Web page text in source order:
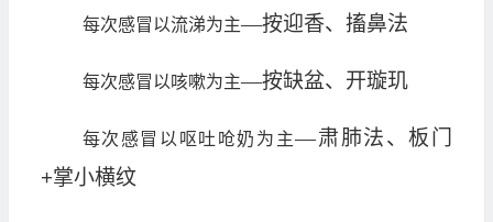
每次感冒以流涕为主—按迎香、搐鼻法
每次感冒以咳嗽为主—按缺盆、开璇玑
每次感冒以呕吐呛奶为主—肃肺法、板门
+掌小横纹